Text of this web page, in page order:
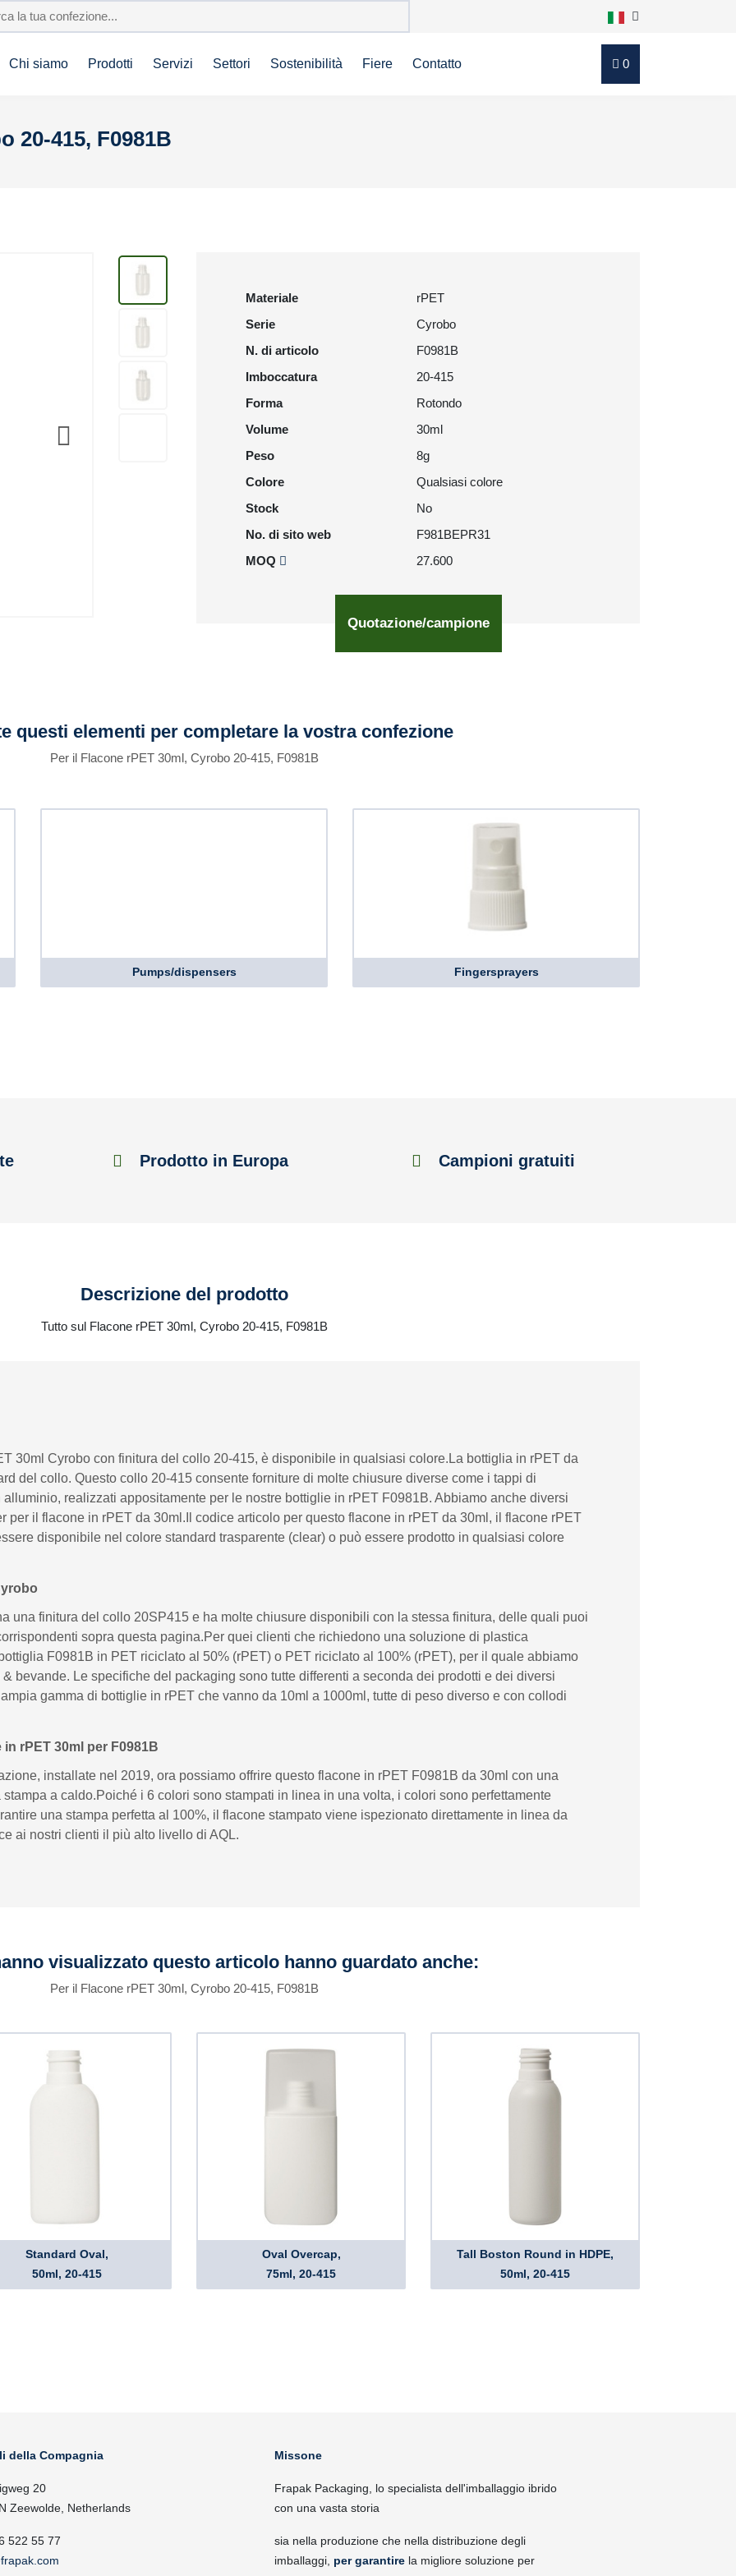
Chi siamo Prodotti Servizi Settori Sostenibilità Fiere Contatto 0
20-415, F0981B
Materiale
rPET
Serie
Cyrobo
N. di articolo
F0981B
Imboccatura
20-415
Forma
Rotondo
Volume
30ml
Peso
8g
Colore
Qualsiasi colore
Stock
No
No. di sito web
F981BEPR31
MOQ
27.600
Quotazione/campione
questi elementi per completare la vostra confezione
Per il Flacone rPET 30ml, Cyrobo 20-415, F0981B
Pumps/dispensers Fingersprayers
Prodotto in Europa Campioni gratuiti
Descrizione del prodotto
Tutto sul Flacone rPET 30ml, Cyrobo 20-415, F0981B
30ml Cyrobo con finitura del collo 20-415, è disponibile in qualsiasi colore.La bottiglia in rPET da
del collo. Questo collo 20-415 consente forniture di molte chiusure diverse come i tappi di
realizzati appositamente per le nostre bottiglie in rPET F0981B. Abbiamo anche diversi
per il flacone in rPET da 30ml.Il codice articolo per questo flacone in rPET da 30ml, il flacone rPET
disponibile nel colore standard trasparente (clear) o può essere prodotto in qualsiasi colore
una finitura del collo 20SP415 e ha molte chiusure disponibili con la stessa finitura, delle quali puoi
sopra questa pagina.Per quei clienti che richiedono una soluzione di plastica
F0981B in PET riciclato al 50% (rPET) o PET riciclato al 100% (rPET), per il quale abbiamo
bevande. Le specifiche del packaging sono tutte differenti a seconda dei prodotti e dei diversi
gamma di bottiglie in rPET che vanno da 10ml a 1000ml, tutte di peso diverso e con collodi
rPET 30ml per F0981B
installate nel 2019, ora possiamo offrire questo flacone in rPET F0981B da 30ml con una
a caldo.Poiché i 6 colori sono stampati in linea in una volta, i colori sono perfettamente
una stampa perfetta al 100%, il flacone stampato viene ispezionato direttamente in linea da
ai nostri clienti il ​​più alto livello di AQL.
visualizzato questo articolo hanno guardato anche:
Per il Flacone rPET 30ml, Cyrobo 20-415, F0981B
Standard Oval,
50ml, 20-415
Oval Overcap,
75ml, 20-415
Tall Boston Round in HDPE,
50ml, 20-415
della Compagnia
20
Zeewolde, Netherlands
522 55 77
Missone
Frapak Packaging, lo specialista dell'imballaggio ibrido
con una vasta storia
sia nella produzione che nella distribuzione degli
imballaggi, per garantire la migliore soluzione per